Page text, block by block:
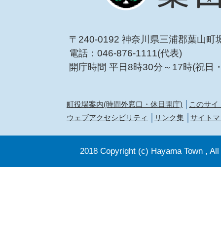
〒240-0192 神奈川県三浦郡葉山町
電話：046-876-1111(代表)
開庁時間 平日8時30分～17時(祝日
町役場案内(時間外窓口・休日開庁)
このサイ
ウェブアクセシビリティ
リンク集 サイト
2018 Copyright (c) Hayama Town ,